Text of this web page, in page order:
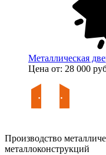
Металлическая
Цена от: 28 000
Производство
металлоконструкций